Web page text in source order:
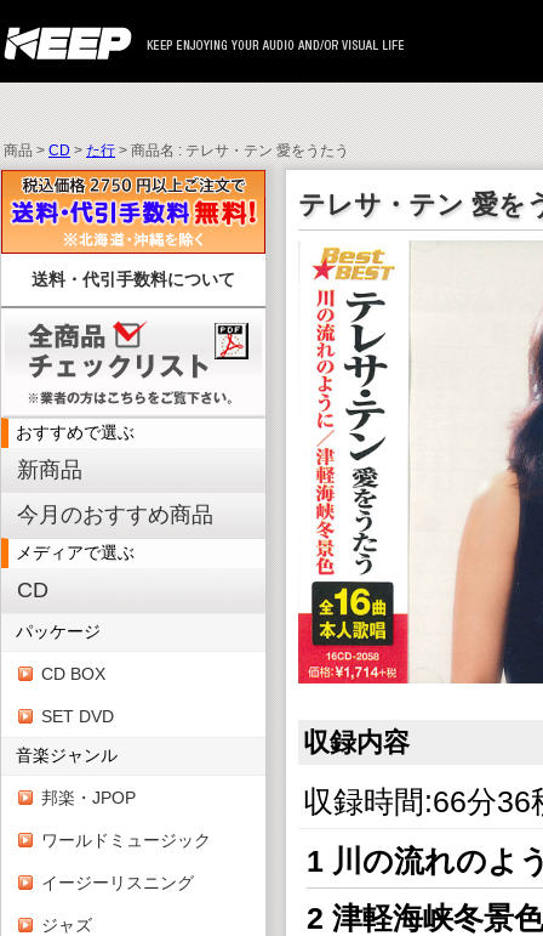
商品 >CD>た行> 商品名 : テレサ・テン 愛をうたう
送料・代引手数料について
おすすめで選ぶ
新商品
今月のおすすめ商品
メディアで選ぶ
CD
パッケージ
CD BOX
SET DVD
音楽ジャンル
邦楽・JPOP
ワールドミュージック
イージーリスニング
ジャズ
テレサ・テン 愛を
収録内容
収録時間:66分36
1 川の流れのよ
2 津軽海峡冬景